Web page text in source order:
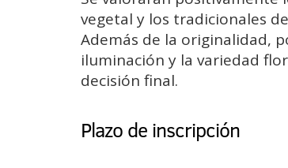
vegetal y los tradicionales
Además de la originalidad,
iluminación y la variedad
decisión final.
Plazo de inscripción